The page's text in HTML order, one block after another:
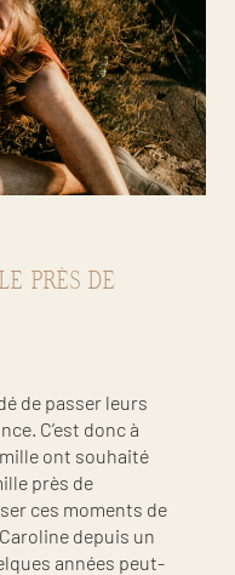
PRÈS DE
de passer leurs
C’est donc à
ont souhaité
près de
ces moments de
depuis un
années peut-